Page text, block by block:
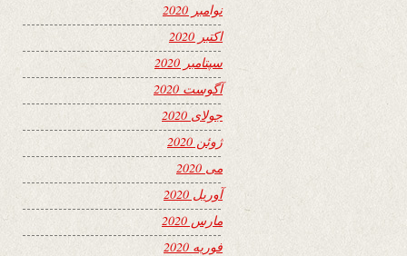
نوامبر 2020
اکتبر 2020
سپتامبر 2020
آگوست 2020
جولای 2020
ژوئن 2020
می 2020
آوریل 2020
مارس 2020
فوریه 2020